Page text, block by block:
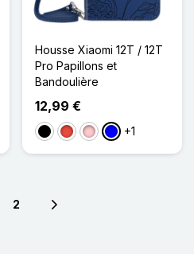
Housse Xiaomi 12T / 12T
Pro Papillons et
Bandoulière
12,99 €
NoirRougeRoseBleu+1
2